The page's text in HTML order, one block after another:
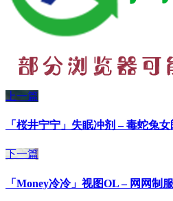
上一篇
「桜井宁宁」失眠冲剂 – 毒蛇兔
下一篇
「Money冷冷」视图OL – 网网制